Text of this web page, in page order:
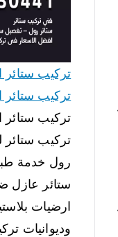
تركيب ستائر
تركيب ستائر
تركيب ستائر
رول خدمة
ستائر
ارضيات
وديوانيات